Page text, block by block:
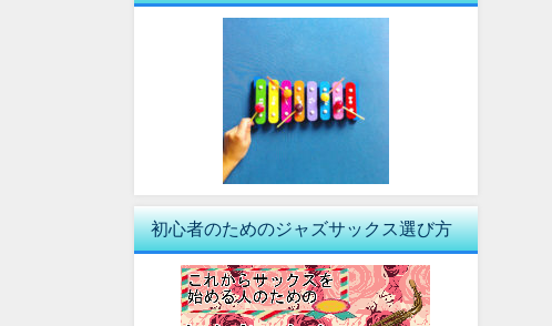
初心者のためのジャズサックス選び方